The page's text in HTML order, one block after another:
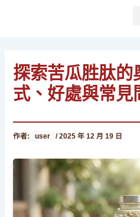
探索苦瓜胜肽的
式、好處與常見
作者: user /2025 年 12 月 19 日